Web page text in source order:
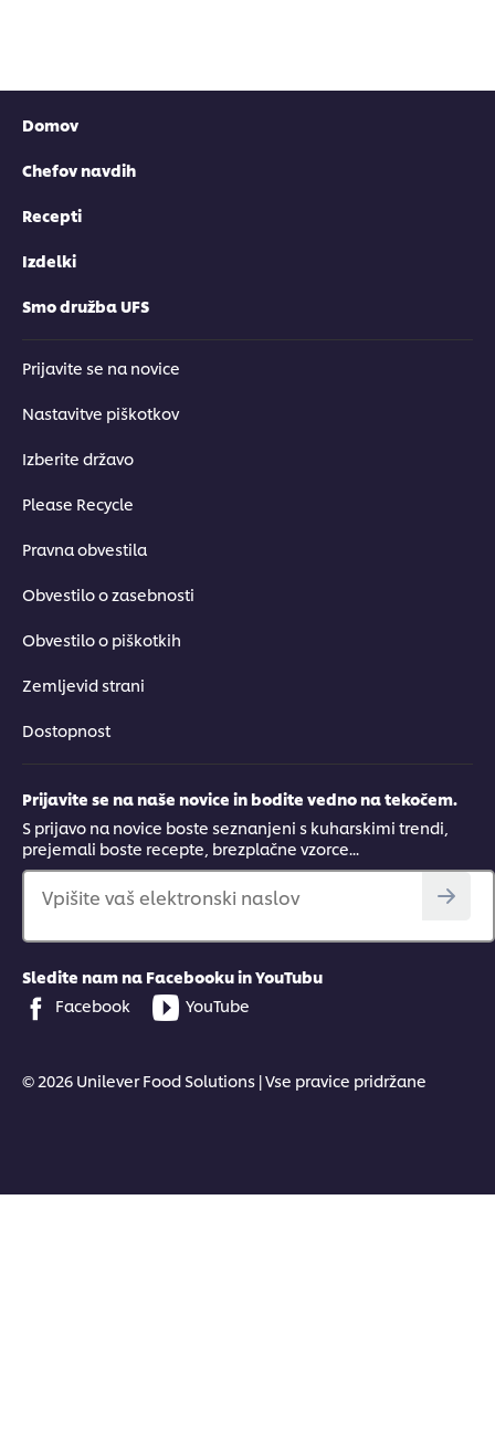
Domov
Chefov navdih
Recepti
Izdelki
Smo družba UFS
Prijavite se na novice
Nastavitve piškotkov
Izberite državo
Please Recycle
Pravna obvestila
Obvestilo o zasebnosti
Obvestilo o piškotkih
Zemljevid strani
Dostopnost
Prijavite se na naše novice in bodite vedno na tekočem.
S prijavo na novice boste seznanjeni s kuharskimi trendi,
prejemali boste recepte, brezplačne vzorce...
Vpišite vaš elektronski naslov
Sledite nam na Facebooku in YouTubu
Facebook
YouTube
© 2026 Unilever Food Solutions | Vse pravice pridržane